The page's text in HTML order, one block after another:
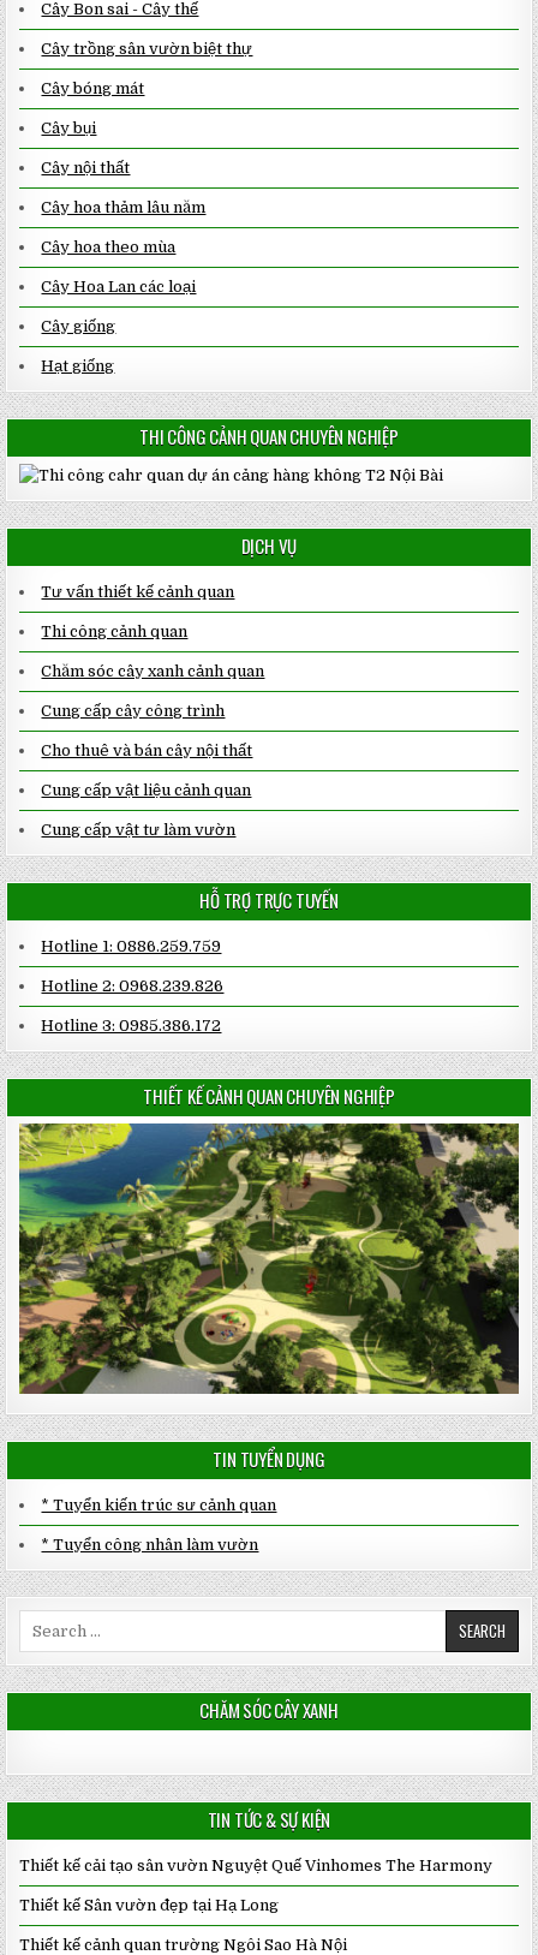
Cây Bon sai - Cây thế
Cây trồng sân vườn biệt thự
Cây bóng mát
Cây bụi
Cây nội thất
Cây hoa thảm lâu năm
Cây hoa theo mùa
Cây Hoa Lan các loại
Cây giống
Hạt giống
THI CÔNG CẢNH QUAN CHUYÊN NGHIỆP
DỊCH VỤ
Tư vấn thiết kế cảnh quan
Thi công cảnh quan
Chăm sóc cây xanh cảnh quan
Cung cấp cây công trình
Cho thuê và bán cây nội thất
Cung cấp vật liệu cảnh quan
Cung cấp vật tư làm vườn
HỖ TRỢ TRỰC TUYẾN
Hotline 1: 0886.259.759
Hotline 2: 0968.239.826
Hotline 3: 0985.386.172
THIẾT KẾ CẢNH QUAN CHUYÊN NGHIỆP
TIN TUYỂN DỤNG
* Tuyển kiến trúc sư cảnh quan
* Tuyển công nhân làm vườn
CHĂM SÓC CÂY XANH
TIN TỨC & SỰ KIỆN
Thiết kế cải tạo sân vườn Nguyệt Quế Vinhomes The Harmony
Thiết kế Sân vườn đẹp tại Hạ Long
Thiết kế cảnh quan trường Ngôi Sao Hà Nội